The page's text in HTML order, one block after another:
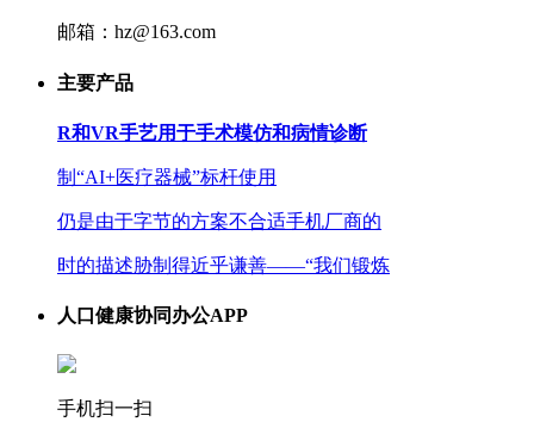
邮箱：hz@163.com
主要产品
R和VR手艺用于手术模仿和病情诊断
制“AI+医疗器械”标杆使用
仍是由于字节的方案不合适手机厂商的
时的描述胁制得近乎谦善——“我们锻炼
人口健康协同办公APP
手机扫一扫